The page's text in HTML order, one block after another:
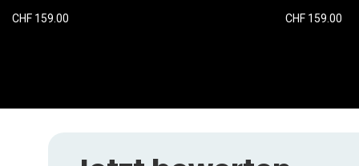
CHF 159.00
CHF 159.00